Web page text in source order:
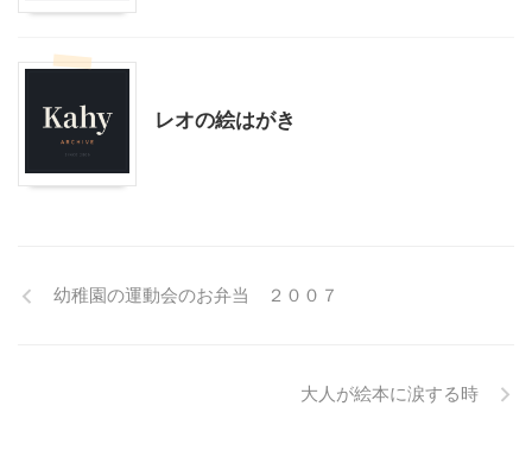
レオの絵はがき
幼稚園の運動会のお弁当 ２００７
大人が絵本に涙する時